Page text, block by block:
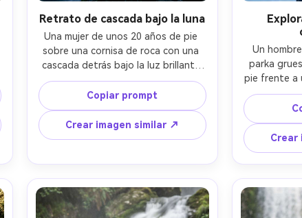
Retrato de cascada bajo la luna
Una mujer de unos 20 años de pie
sobre una cornisa de roca con una
cascada detrás bajo la luz brillante
de la luna, vestido verde oscuro,
maquillaje sutil con brillo, niebla
resplandeciente por el rayo lunar,
paleta de colores fría, sensación de
exposición larga pero sujeto nítido,
trípode estable, fotografía
nocturna cinematográfica, detalle
ultra realista --ar 4:5
Copiar prompt
Crear imagen similar ↗
Un
parka
pie frente a
con
visible,
nublada,
200mm a
para
textura de
gradación
Crear